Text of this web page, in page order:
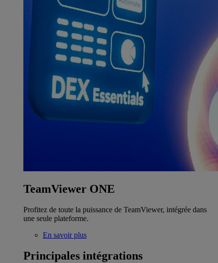
TeamViewer ONE
Profitez de toute la puissance de TeamViewer, intégrée dans
une seule plateforme.
En savoir plus
Principales intégrations